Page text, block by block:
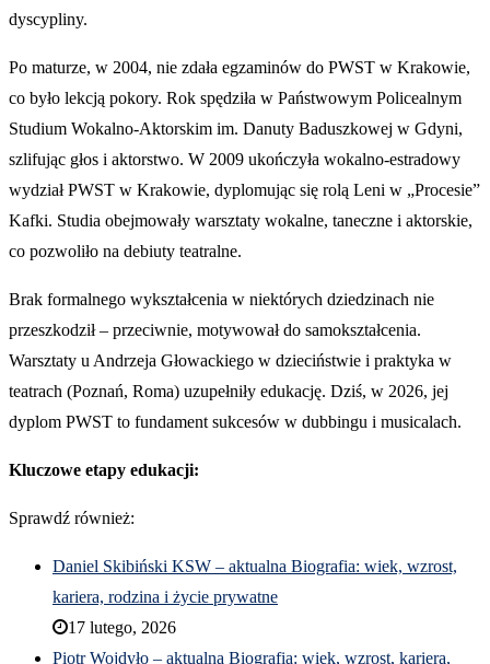
dyscypliny.
Po maturze, w 2004, nie zdała egzaminów do PWST w Krakowie,
co było lekcją pokory. Rok spędziła w Państwowym Policealnym
Studium Wokalno-Aktorskim im. Danuty Baduszkowej w Gdyni,
szlifując głos i aktorstwo. W 2009 ukończyła wokalno-estradowy
wydział PWST w Krakowie, dyplomując się rolą Leni w „Procesie”
Kafki. Studia obejmowały warsztaty wokalne, taneczne i aktorskie,
co pozwoliło na debiuty teatralne.
Brak formalnego wykształcenia w niektórych dziedzinach nie
przeszkodził – przeciwnie, motywował do samokształcenia.
Warsztaty u Andrzeja Głowackiego w dzieciństwie i praktyka w
teatrach (Poznań, Roma) uzupełniły edukację. Dziś, w 2026, jej
dyplom PWST to fundament sukcesów w dubbingu i musicalach.
Kluczowe etapy edukacji:
Sprawdź również:
Daniel Skibiński KSW – aktualna Biografia: wiek, wzrost,
kariera, rodzina i życie prywatne
17 lutego, 2026
Piotr Wojdyło – aktualna Biografia: wiek, wzrost, kariera,